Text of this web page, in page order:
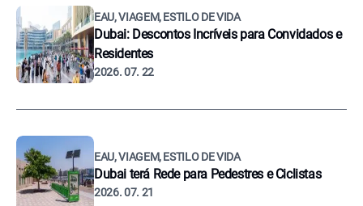
EAU, VIAGEM, ESTILO DE VIDA
Dubai: Descontos Incríveis para Convidados e
Residentes
2026. 07. 22
EAU, VIAGEM, ESTILO DE VIDA
Dubai terá Rede para Pedestres e Ciclistas
2026. 07. 21